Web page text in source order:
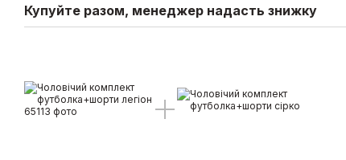
Купуйте разом, менеджер надасть знижку